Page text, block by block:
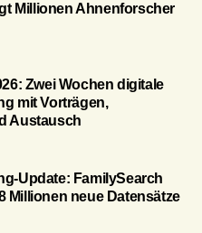
Millionen Ahnenforscher
Zwei Wochen digitale
mit Vorträgen,
Austausch
Update: FamilySearch
Millionen neue Datensätze